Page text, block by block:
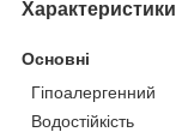
Характеристики
Основні
Гіпоалергенний
Водостійкість